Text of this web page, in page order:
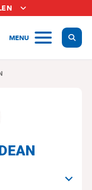
MENU